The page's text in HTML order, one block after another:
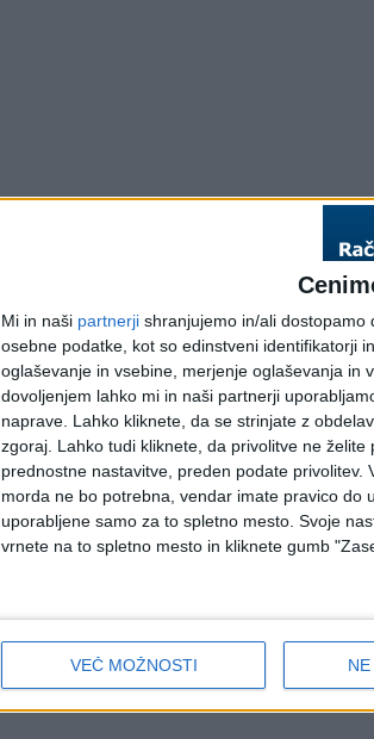
Mi in naši partnerji shranjujemo in/ali dostopamo
osebne podatke, kot so edinstveni identifikatorji
oglaševanje in vsebine, merjenje oglaševanja in
dovoljenjem lahko mi in naši partnerji
naprave. Lahko kliknete, da se strinjate z
zgoraj. Lahko tudi kliknete, da privolitve ne
prednostne nastavitve, preden podate privolitev.
morda ne bo potrebna, vendar imate pravico do
uporabljene samo za to spletno mesto. Svoje
vrnete na to spletno mesto in kliknete gumb
VEČ MOŽNOSTI